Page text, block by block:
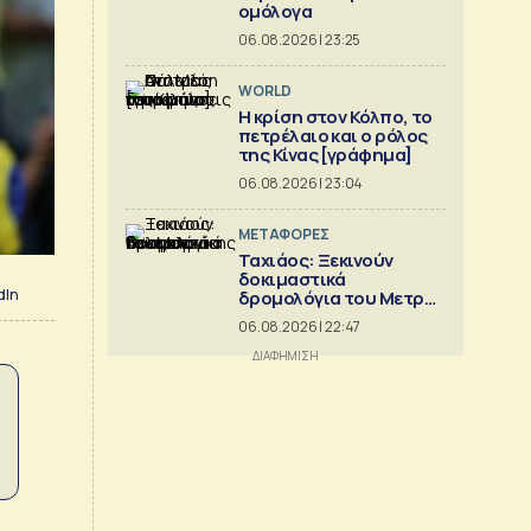
ομόλογα
06.08.2026 | 23:25
WORLD
Η κρίση στoν Κόλπο, το
πετρέλαιο και ο ρόλος
της Κίνας [γράφημα]
06.08.2026 | 23:04
ΜΕΤΑΦΟΡΕΣ
Ταχιάος: Ξεκινούν
δοκιμαστικά
δρομολόγια του Μετρό
Θεσσαλονίκης προς
Καλαμαριά
06.08.2026 | 22:47